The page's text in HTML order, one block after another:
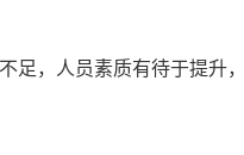
足，人员素质有待于提升